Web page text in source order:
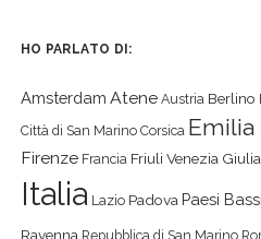
HO PARLATO DI:
Amsterdam Atene Austria Berlino
Città di San Marino Corsica Emilia
Firenze Francia Friuli Venezia Giulia
Italia Lazio Padova Paesi Bassi
Ravenna Repubblica di San Marino